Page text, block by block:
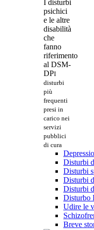
I disturbi
psichici
e le altre
disabilità
che
fanno
riferimento
al DSM-
DPI
disturbi
più
frequenti
presi in
carico nei
servizi
pubblici
di cura
Disturbi
Disturbi
Disturbi
Disturbi
Disturbo
Udire le
Breve